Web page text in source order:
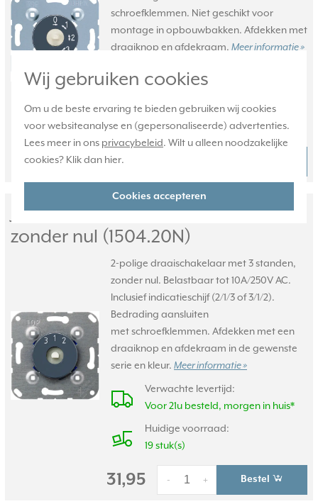
Wij gebruiken cookies
Om u de beste ervaring te bieden gebruiken wij cookies
voor websiteanalyse en (gepersonaliseerde) advertenties.
Lees meer in ons privacybeleid. Wilt u alleen noodzakelijke
cookies? Klik dan hier.
Cookies accepteren
schroefklemmen. Niet geschikt voor
montage in opbouwbakken. Afdekken met
draaiknop en afdekraam. Meer informatie »
Verwachte levertijd:
Voor 21u besteld, morgen in huis*
Huidige voorraad:
1 stuk(s)
70,95
JUNG 3-standenschakelaar 2-polig
zonder nul (1504.20N)
2-polige draaischakelaar met 3 standen,
zonder nul. Belastbaar tot 10A/250V AC.
Inclusief indicatieschijf (2/1/3 of 3/1/2).
Bedrading aansluiten
met schroefklemmen. Afdekken met een
draaiknop en afdekraam in de gewenste
serie en kleur. Meer informatie »
Verwachte levertijd:
Voor 21u besteld, morgen in huis*
Huidige voorraad:
19 stuk(s)
31,95 +
- Bestel